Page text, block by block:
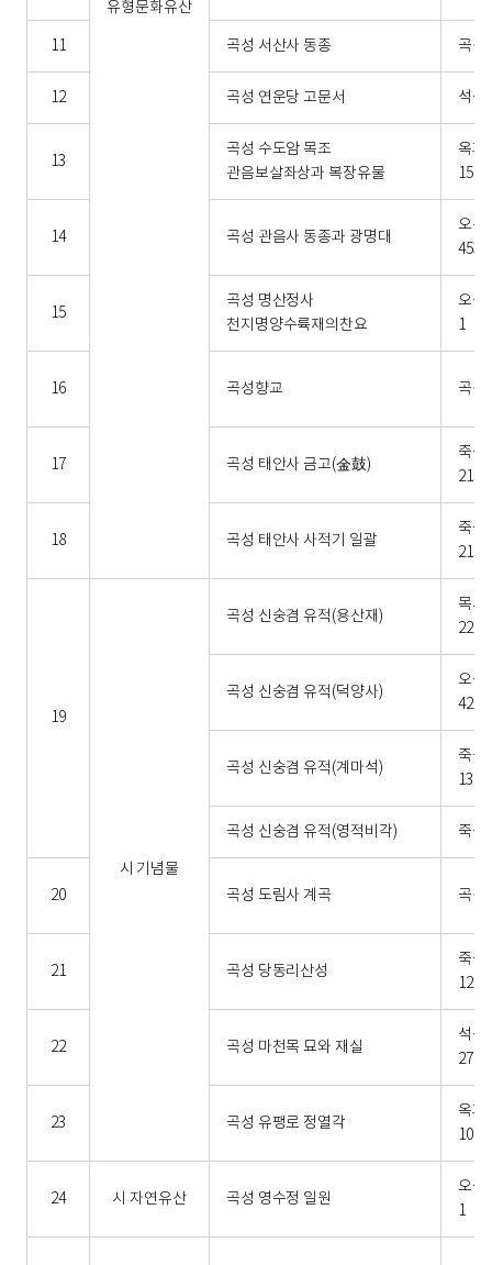
유형문화유산
11 곡성 서산사 동종 곡성
12 곡성 연운당 고문서 석곡
13
곡성 수도암 목조
관음보살좌상과 복장유물
옥과
158
14 곡성 관음사 동종과 광명대
오산
453
15
곡성 명산정사
천지명양수륙재의찬요
오곡
1
16 곡성향교 곡성
17 곡성 태안사 금고(金鼓)
죽곡
215
18 곡성 태안사 사적기 일괄
죽곡
215
19
시 기념물
곡성 신숭겸 유적(용산재)
목사
226
곡성 신숭겸 유적(덕양사)
오곡
42
곡성 신숭겸 유적(계마석)
죽곡
13 외
곡성 신숭겸 유적(영적비각) 죽곡
20 곡성 도림사 계곡 곡성
21 곡성 당동리산성
죽곡
12
22 곡성 마천목 묘와 재실
석곡
276
23 곡성 유팽로 정열각
옥과
10
24 시 자연유산 곡성 영수정 일원
오곡
1